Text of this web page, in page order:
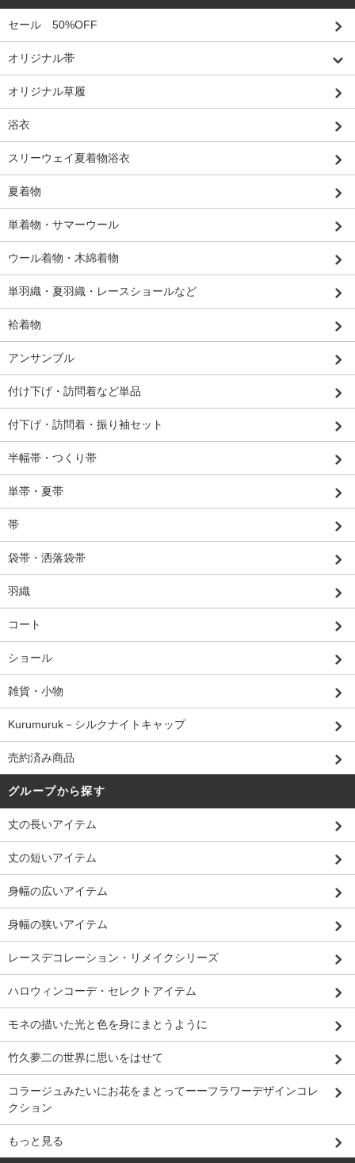
セール 50%OFF
オリジナル帯
オリジナル草履
浴衣
スリーウェイ夏着物浴衣
夏着物
単着物・サマーウール
ウール着物・木綿着物
単羽織・夏羽織・レースショールなど
袷着物
アンサンブル
付け下げ・訪問着など単品
付下げ・訪問着・振り袖セット
半幅帯・つくり帯
単帯・夏帯
帯
袋帯・洒落袋帯
羽織
コート
ショール
雑貨・小物
Kurumuruk－シルクナイトキャップ
売約済み商品
グループから探す
丈の長いアイテム
丈の短いアイテム
身幅の広いアイテム
身幅の狭いアイテム
レースデコレーション・リメイクシリーズ
ハロウィンコーデ・セレクトアイテム
モネの描いた光と色を身にまとうように
竹久夢二の世界に思いをはせて
コラージュみたいにお花をまとってーーフラワーデザインコレ
クション
もっと見る